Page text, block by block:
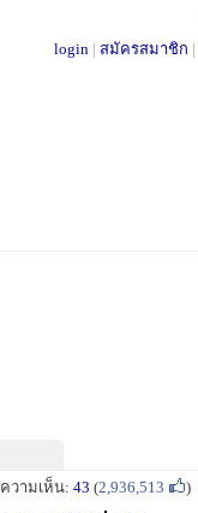
login | สมัครสมาชิก |
ความเห็น: 43 (2,936,513 )